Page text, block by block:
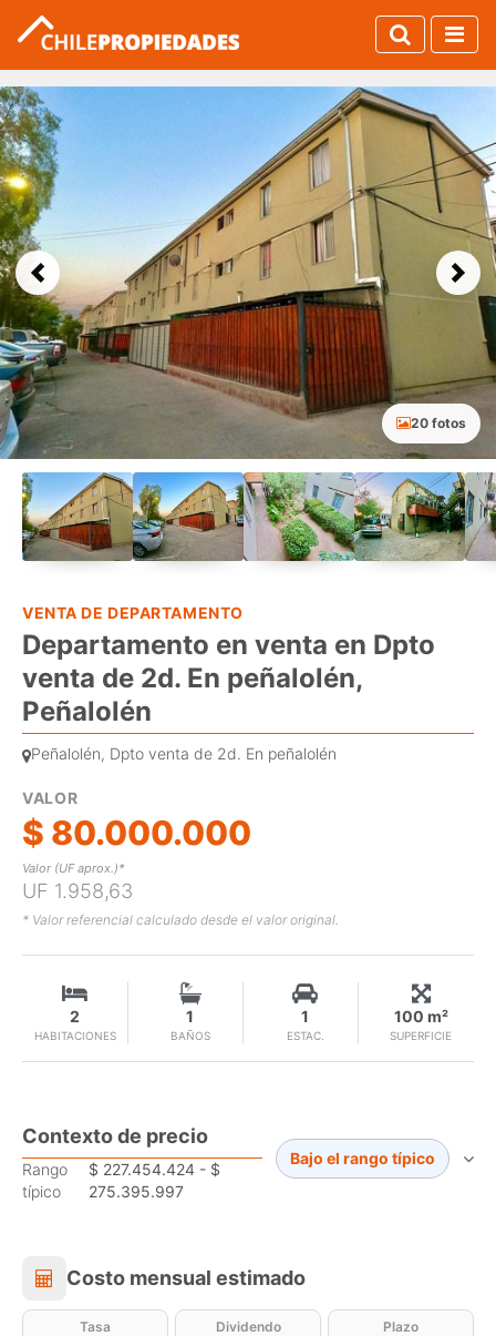
Previous Next
20 fotos
VENTA DE DEPARTAMENTO
Departamento en venta en Dpto
venta de 2d. En peñalolén,
Peñalolén
Peñalolén, Dpto venta de 2d. En peñalolén
VALOR
$ 80.000.000
Valor (UF aprox.)*
UF 1.958,63
* Valor referencial calculado desde el valor original.
HABITACIONES
2
BAÑOS
1
ESTAC.
1
SUPERFICIE
100 m²
Contexto de precio
Rango
típico
$ 227.454.424 - $
275.395.997
Bajo el rango típico
Costo mensual estimado
Costo mensual estimado
Tasa Dividendo Plazo